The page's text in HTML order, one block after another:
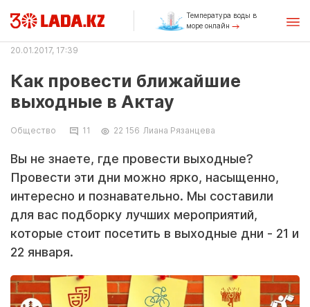
Температура воды в
море онлайн
20.01.2017, 17:39
Как провести ближайшие
выходные в Актау
Общество 11 22 156 Лиана Рязанцева
Вы не знаете, где провести выходные?
Провести эти дни можно ярко, насыщенно,
интересно и познавательно. Мы составили
для вас подборку лучших мероприятий,
которые стоит посетить в выходные дни - 21 и
22 января.